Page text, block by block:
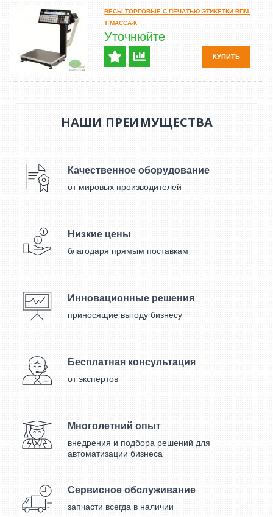
ВЕСЫ ТОРГОВЫЕ С ПЕЧАТЬЮ ЭТИКЕТКИ ВПМ-
Т МАССА-К
Уточнюйте
КУПИТЬ
НАШИ ПРЕИМУЩЕСТВА
Качественное оборудование
от мировых производителей
Низкие цены
благодаря прямым поставкам
Инновационные решения
приносящие выгоду бизнесу
Бесплатная консультация
от экспертов
Многолетний опыт
внедрения и подбора решений для
автоматизации бизнеса
Сервисное обслуживание
запчасти всегда в наличии